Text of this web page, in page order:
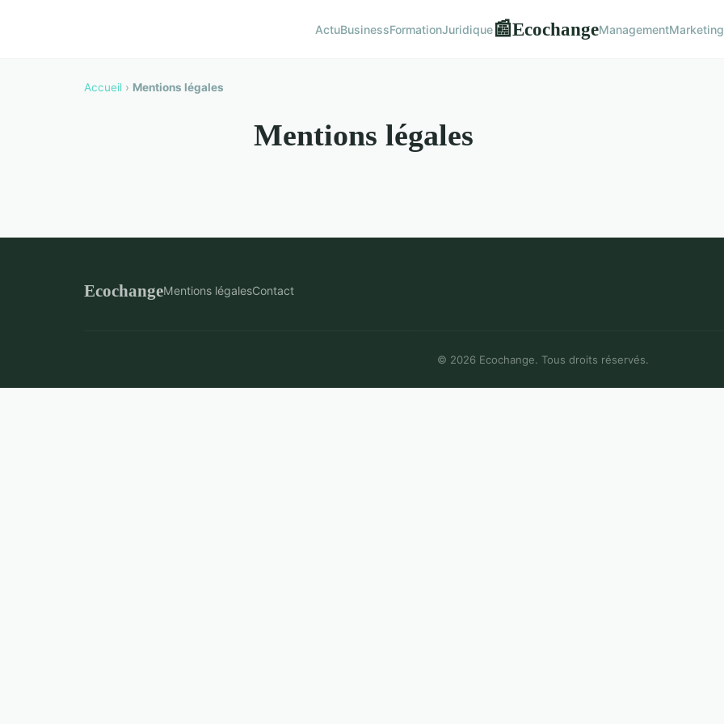
ActuBusinessFormationJuridique📰EcochangeManagementMarketing
Accueil › Mentions légales
Mentions légales
EcochangeMentions légalesContact
© 2026 Ecochange. Tous droits réservés.